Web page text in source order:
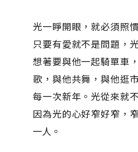
光一睜開眼，就必須照
只要有愛就不是問題，
想著要與他一起騎單車
歌，與他共舞，與他逛
每一次新年。光從來就
因為光的心好窄好窄，
一人。